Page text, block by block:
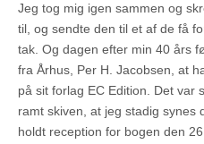
Jeg tog mig igen sammen og
til, og sendte den til et af de få
tak. Og dagen efter min 40 års
fra Århus, Per H. Jacobsen, at
på sit forlag EC Edition. Det var
ramt skiven, at jeg stadig synes
holdt reception for bogen den